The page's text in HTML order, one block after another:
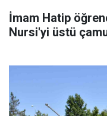
İmam Hatip
Nursi'yi üstü